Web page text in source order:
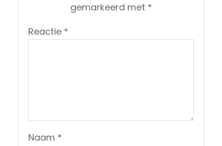
gemarkeerd met *
Reactie *
Naam *